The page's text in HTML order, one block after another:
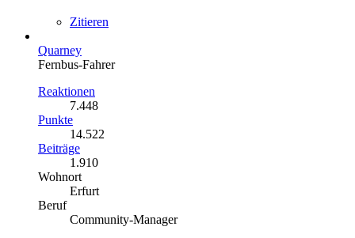
Zitieren
Quarney
Fernbus-Fahrer
Reaktionen
7.448
Punkte
14.522
Beiträge
1.910
Wohnort
Erfurt
Beruf
Community-Manager